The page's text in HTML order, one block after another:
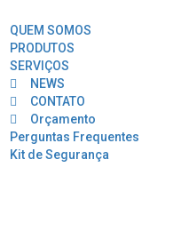
QUEM SOMOS
PRODUTOS
SERVIÇOS
NEWS
CONTATO
Orçamento
Perguntas Frequentes
Kit de Segurança